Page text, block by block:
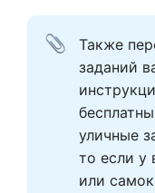
Также
заданий
уличные
то если у
или